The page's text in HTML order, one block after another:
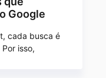
Google
cada busca é
isso,